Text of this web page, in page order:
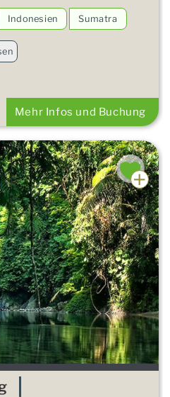
Indonesien Sumatra
Mehr Infos und Buchung